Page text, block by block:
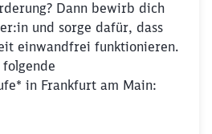
Dann bewirb dich
und sorge dafür, dass
einwandfrei funktionieren.
in Frankfurt am Main: